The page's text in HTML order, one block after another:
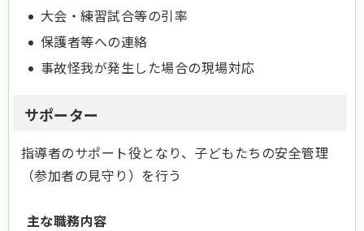
大会・練習試合等の引率
保護者等への連絡
事故怪我が発生した場合の現場対応
サポーター
指導者のサポート役となり、子どもたちの安全管理
（参加者の見守り）を行う
主な職務内容